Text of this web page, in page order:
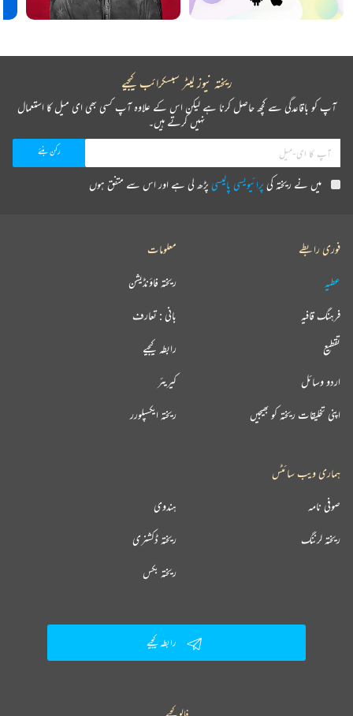
ریختہ نیوز لیٹر سبسکرائب کیجیے
آپ کو باقاعدگی سے کچھ حاصل کرنا ہے لیکن اس کے علاوہ آپ کسی بھی ای میل کا استعمال
نہیں کرتے ہیں۔
میں نے ریختہ کیپرائیویسی پالیسیپڑھ لی ہے اور اس سے متفق ہوں
فوری رابطے
عطیہ
فرہنگ قافیہ
تقطیع
اردو وسائل
اپنی تخلیقات ریختہ کو بھیجیں
معلومات
ریختہ فاؤنڈیشن
بانی : تعارف
رابطہ کیجیے
کیریئر
ریختہ ایکسپلورر
ہماری ویب سائٹس
ہندوی صوفی نامہ
ریختہ ڈکشنری ریختہ لرننگ
ریختہ بکس
رابطہ کیجیے
فالو کیجیے